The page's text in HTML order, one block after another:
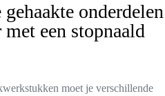
onderdelen
met een stopnaald
moet je verschillende